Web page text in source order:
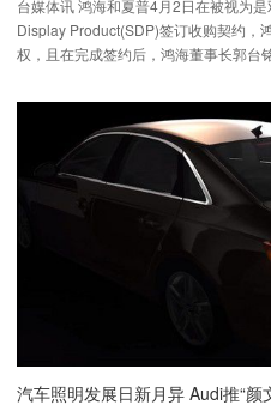
台媒体讯 鸿海和夏普4月2日在被视为
Display Product(SDP)签订收购契约，
权，且在完成签约后，鸿海董事长郭台
汽车照明发展日新月异 Audi推“颜